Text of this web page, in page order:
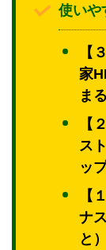
使いや
【
家
ま
【
ス
ップ
【
ナ
と）